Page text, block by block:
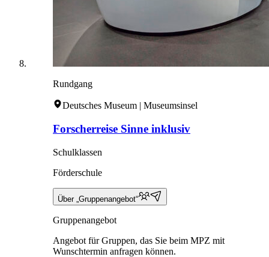
Rundgang
Deutsches Museum | Museumsinsel
Forscherreise Sinne inklusiv
Schulklassen
Förderschule
Über „Gruppenangebot“
Gruppenangebot
Angebot für Gruppen, das Sie beim MPZ mit
Wunschtermin anfragen können.